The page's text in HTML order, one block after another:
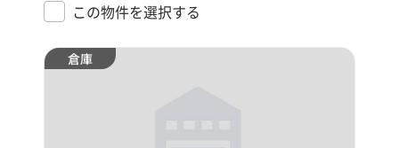
この物件を選択する
倉庫